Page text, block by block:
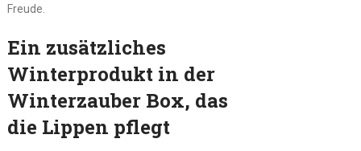
Freude.
Ein zusätzliches
Winterprodukt in der
Winterzauber Box, das
die Lippen pflegt